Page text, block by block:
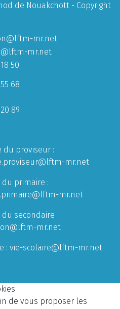
de Nouakchott - Copyright
mr.net
mr.net
50
68
89
du proviseur :
mr.net
du primaire :
mr.net
du secondaire
mr.net
: vie-scolaire@lftm-mr.net
de vous proposer les